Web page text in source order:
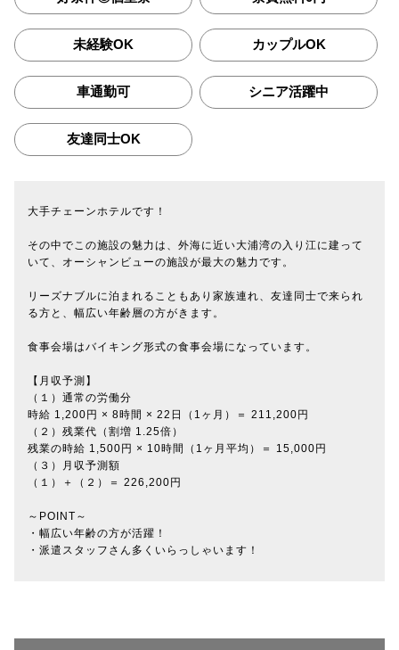
未経験OK カップルOK
車通勤可 シニア活躍中
友達同士OK
大手チェーンホテルです！
その中でこの施設の魅力は、外海に近い大浦湾の入り江に建って
いて、オーシャンビューの施設が最大の魅力です。
リーズナブルに泊まれることもあり家族連れ、友達同士で来られ
る方と、幅広い年齢層の方がきます。
食事会場はバイキング形式の食事会場になっています。
【月収予測】
（１）通常の労働分
時給 1,200円 × 8時間 × 22日（1ヶ月）＝ 211,200円
（２）残業代（割増 1.25倍）
残業の時給 1,500円 × 10時間（1ヶ月平均）＝ 15,000円
（３）月収予測額
（１）＋（２）＝ 226,200円
～POINT～
・幅広い年齢の方が活躍！
・派遣スタッフさん多くいらっしゃいます！